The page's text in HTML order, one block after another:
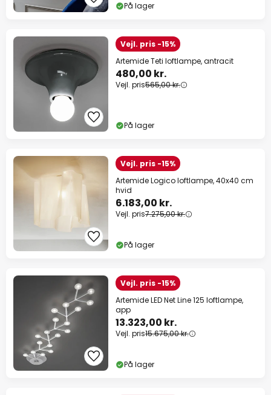
På lager
Vejl. pris -15%
Artemide Teti loftlampe, antracit
480,00 kr.
Vejl. pris565,00 kr.
På lager
Vejl. pris -15%
Artemide Logico loftlampe, 40x40 cm
hvid
6.183,00 kr.
Vejl. pris7.275,00 kr.
På lager
Vejl. pris -15%
Artemide LED Net Line 125 loftlampe,
app
13.323,00 kr.
Vejl. pris15.675,00 kr.
På lager